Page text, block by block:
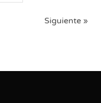
Siguiente »